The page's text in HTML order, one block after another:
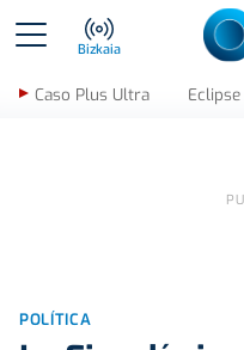
Bizkaia
Caso Plus Ultra Eclipse
POLÍTICA